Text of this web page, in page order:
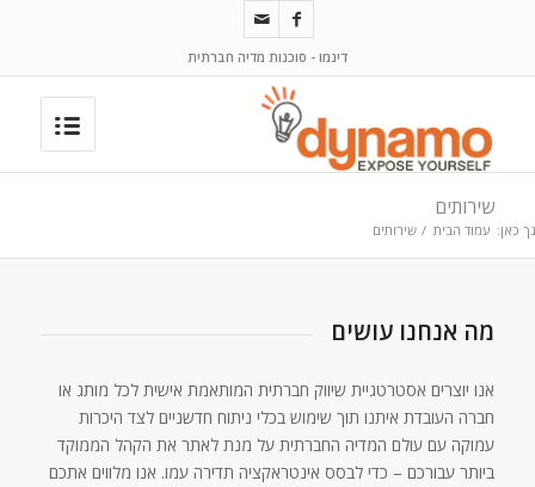
דינמו - סוכנות מדיה חברתית
שירותים
כאן: עמוד הבית / שירותים
מה אנחנו עושים
אנו יוצרים אסטרטגיית שיווק חברתית המותאמת אישית לכל מותג או
חברה העובדת איתנו תוך שימוש בכלי ניתוח חדשניים לצד היכרות
עמוקה עם עולם המדיה החברתית על מנת לאתר את הקהל הממוקד
ביותר עבורכם – כדי לבסס אינטראקציה תדירה עמו. אנו מלווים אתכם